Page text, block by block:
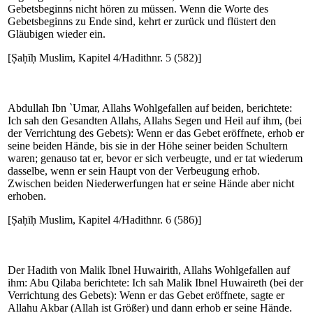
Gebetsbeginns nicht hören zu müssen. Wenn die Worte des
Gebetsbeginns zu Ende sind, kehrt er zurück und flüstert den
Gläubigen wieder ein.
[Ṣaḥīḥ Muslim, Kapitel 4/Hadithnr. 5 (582)]
Abdullah Ibn `Umar, Allahs Wohlgefallen auf beiden, berichtete:
Ich sah den Gesandten Allahs, Allahs Segen und Heil auf ihm, (bei
der Verrichtung des Gebets): Wenn er das Gebet eröffnete, erhob er
seine beiden Hände, bis sie in der Höhe seiner beiden Schultern
waren; genauso tat er, bevor er sich verbeugte, und er tat wiederum
dasselbe, wenn er sein Haupt von der Verbeugung erhob.
Zwischen beiden Niederwerfungen hat er seine Hände aber nicht
erhoben.
[Ṣaḥīḥ Muslim, Kapitel 4/Hadithnr. 6 (586)]
Der Hadith von Malik Ibnel Huwairith, Allahs Wohlgefallen auf
ihm: Abu Qilaba berichtete: Ich sah Malik Ibnel Huwaireth (bei der
Verrichtung des Gebets): Wenn er das Gebet eröffnete, sagte er
Allahu Akbar (Allah ist Größer) und dann erhob er seine Hände.